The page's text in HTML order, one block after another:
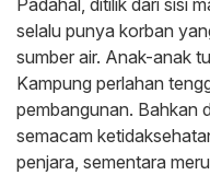
selalu punya korban
sumber air. Anak-anak
Kampung perlahan
pembangunan. Bahkan
semacam
penjara, sementara